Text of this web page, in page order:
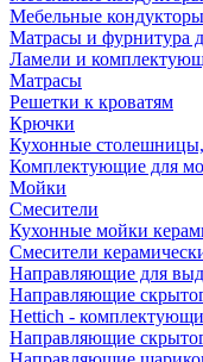
Мебельные
Матрасы и фурнитура
Ламели и
Матрасы
Решетки к кроватям
Крючки
Кухонные
Комплектующие для
Мойки
Смесители
Кухонные мойки
Смесители
Направляющие для
Направляющие
Hettich -
Направляющие